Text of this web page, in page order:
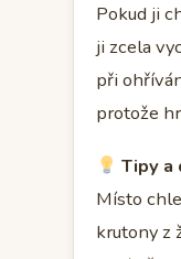
Pokud ji
ji zcela
při
protože
Tipy a
Místo
krutony z